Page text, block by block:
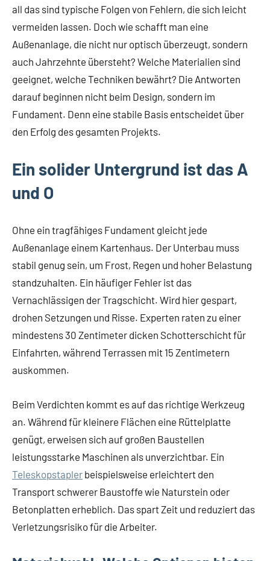
all das sind typische Folgen von Fehlern, die sich leicht
vermeiden lassen. Doch wie schafft man eine
Außenanlage, die nicht nur optisch überzeugt, sondern
auch Jahrzehnte übersteht? Welche Materialien sind
geeignet, welche Techniken bewährt? Die Antworten
darauf beginnen nicht beim Design, sondern im
Fundament. Denn eine stabile Basis entscheidet über
den Erfolg des gesamten Projekts.
Ein solider Untergrund ist das A
und O
Ohne ein tragfähiges Fundament gleicht jede
Außenanlage einem Kartenhaus. Der Unterbau muss
stabil genug sein, um Frost, Regen und hoher Belastung
standzuhalten. Ein häufiger Fehler ist das
Vernachlässigen der Tragschicht. Wird hier gespart,
drohen Setzungen und Risse. Experten raten zu einer
mindestens 30 Zentimeter dicken Schotterschicht für
Einfahrten, während Terrassen mit 15 Zentimetern
auskommen.
Beim Verdichten kommt es auf das richtige Werkzeug
an. Während für kleinere Flächen eine Rüttelplatte
genügt, erweisen sich auf großen Baustellen
leistungsstarke Maschinen als unverzichtbar. Ein
Teleskopstapler beispielsweise erleichtert den
Transport schwerer Baustoffe wie Naturstein oder
Betonplatten erheblich. Das spart Zeit und reduziert das
Verletzungsrisiko für die Arbeiter.